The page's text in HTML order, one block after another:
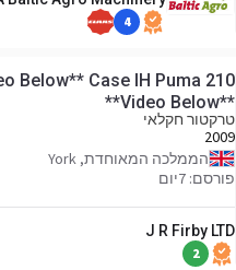
4
Below** Case IH Puma 210
**Video Below**
טרקטור חקלאי
2009
הממלכה המאוחדת, York
פורסם: 7יום
J R Firby LTD
2